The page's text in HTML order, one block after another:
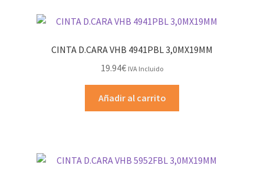
CINTA D.CARA VHB 4941PBL 3,0MX19MM
19.94€ IVA Incluido
Añadir al carrito